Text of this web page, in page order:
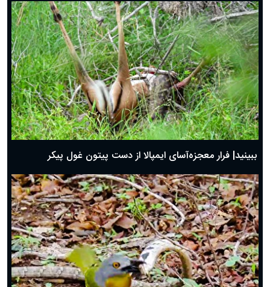
ببینید| فرار معجزه‌آسای ایمپالا از دست پیتون غول پیکر